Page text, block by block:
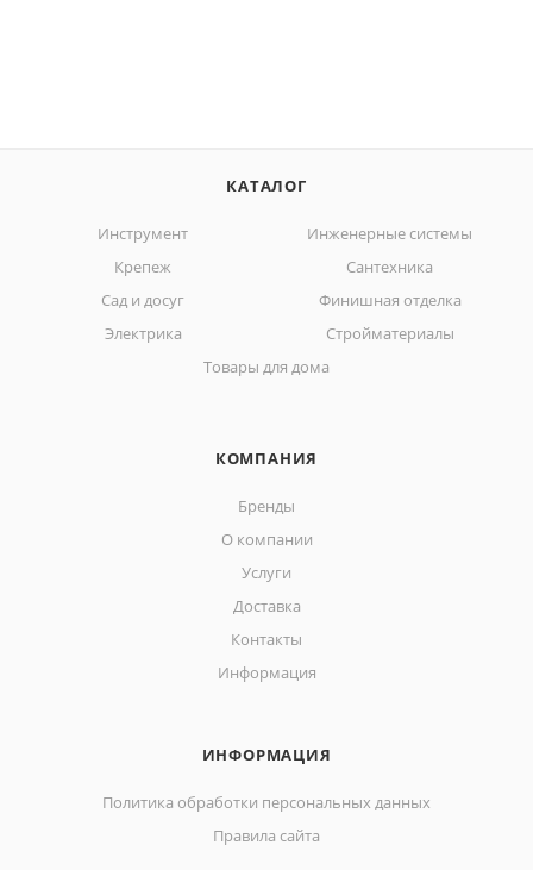
КАТАЛОГ
Инструмент
Инженерные системы
Крепеж
Сантехника
Сад и досуг
Финишная отделка
Электрика
Стройматериалы
Товары для дома
КОМПАНИЯ
Бренды
О компании
Услуги
Доставка
Контакты
Информация
ИНФОРМАЦИЯ
Политика обработки персональных данных
Правила сайта